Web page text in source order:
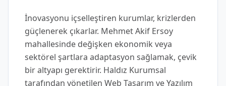
İnovasyonu içselleştiren kurumlar, krizlerden
güçlenerek çıkarlar. Mehmet Akif Ersoy
mahallesinde değişken ekonomik veya
sektörel şartlara adaptasyon sağlamak, çevik
bir altyapı gerektirir. Haldız Kurumsal
tarafından yönetilen Web Tasarım ve Yazılım